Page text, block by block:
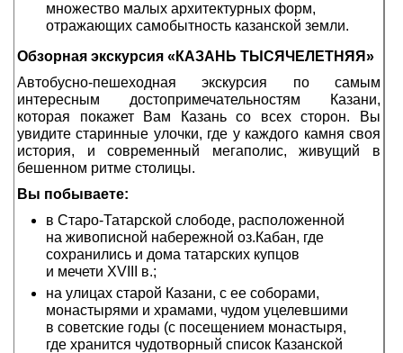
множество малых архитектурных форм,
отражающих самобытность казанской земли.
Обзорная экскурсия «КАЗАНЬ ТЫСЯЧЕЛЕТНЯЯ»
Автобусно-пешеходная экскурсия по самым
интересным достопримечательностям Казани,
которая покажет Вам Казань со всех сторон. Вы
увидите старинные улочки, где у каждого камня своя
история, и современный мегаполис, живущий в
бешенном ритме столицы.
Вы побываете:
в Старо-Татарской слободе, расположенной
на живописной набережной оз.Кабан, где
сохранились и дома татарских купцов
и мечети XVIII в.;
на улицах старой Казани, с ее соборами,
монастырями и храмами, чудом уцелевшими
в советские годы (с посещением монастыря,
где хранится чудотворный список Казанской